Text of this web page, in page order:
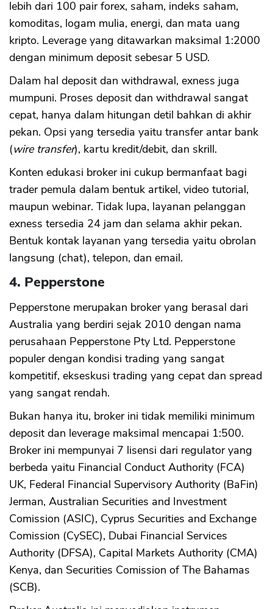
lebih dari 100 pair forex, saham, indeks saham,
komoditas, logam mulia, energi, dan mata uang
kripto. Leverage yang ditawarkan maksimal 1:2000
dengan minimum deposit sebesar 5 USD.
Dalam hal deposit dan withdrawal, exness juga
mumpuni. Proses deposit dan withdrawal sangat
cepat, hanya dalam hitungan detil bahkan di akhir
pekan. Opsi yang tersedia yaitu transfer antar bank
(wire transfer), kartu kredit/debit, dan skrill.
Konten edukasi broker ini cukup bermanfaat bagi
trader pemula dalam bentuk artikel, video tutorial,
maupun webinar. Tidak lupa, layanan pelanggan
exness tersedia 24 jam dan selama akhir pekan.
Bentuk kontak layanan yang tersedia yaitu obrolan
langsung (chat), telepon, dan email.
4. Pepperstone
Pepperstone merupakan broker yang berasal dari
Australia yang berdiri sejak 2010 dengan nama
perusahaan Pepperstone Pty Ltd. Pepperstone
populer dengan kondisi trading yang sangat
kompetitif, ekseskusi trading yang cepat dan spread
yang sangat rendah.
Bukan hanya itu, broker ini tidak memiliki minimum
deposit dan leverage maksimal mencapai 1:500.
Broker ini mempunyai 7 lisensi dari regulator yang
berbeda yaitu Financial Conduct Authority (FCA)
UK, Federal Financial Supervisory Authority (BaFin)
Jerman, Australian Securities and Investment
Comission (ASIC), Cyprus Securities and Exchange
Comission (CySEC), Dubai Financial Services
Authority (DFSA), Capital Markets Authority (CMA)
Kenya, dan Securities Comission of The Bahamas
(SCB).